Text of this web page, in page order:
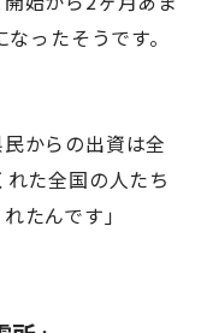
ったそうです。
からの出資は全
た全国の人たち
たんです」